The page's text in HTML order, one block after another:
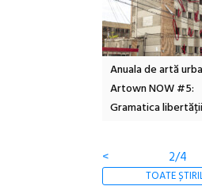
Anuala de artă
Artown NOW #5:
Gramatica libertății
< 2/4
TOATE